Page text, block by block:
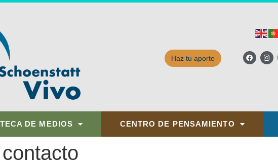
Haz tu aporte
DE MEDIOS CENTRO DE PENSAMIENTO